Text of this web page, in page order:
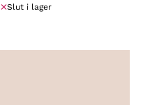
Slut i lager